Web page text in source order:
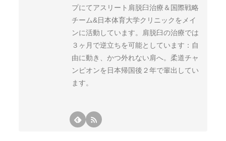
プにてアスリート肩脱臼治療＆国際戦略
チーム&日本体育大学クリニックをメイ
ンに活動しています。肩脱臼の治療では
３ヶ月で逆立ちを可能としています：自
由に動き、かつ外れない肩へ。柔道チャ
ンピオンを日本帰国後２年で輩出してい
ます。